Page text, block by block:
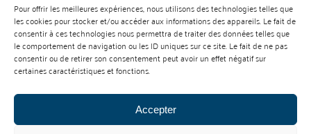
Pour offrir les meilleures expériences, nous utilisons des technologies telles que
les cookies pour stocker et/ou accéder aux informations des appareils. Le fait de
consentir à ces technologies nous permettra de traiter des données telles que
le comportement de navigation ou les ID uniques sur ce site. Le fait de ne pas
consentir ou de retirer son consentement peut avoir un effet négatif sur
certaines caractéristiques et fonctions.
Accepter
BP 70023 - 49610 JUIGNE SUR LOIRE
Tél :07 88 99 01 07